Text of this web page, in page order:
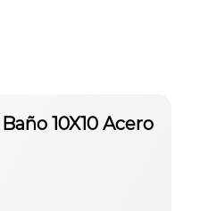
10X10 Acero